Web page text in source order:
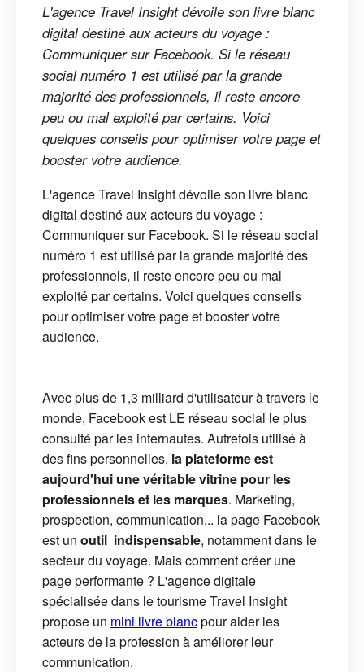
L'agence Travel Insight dévoile son livre blanc
digital destiné aux acteurs du voyage :
Communiquer sur Facebook. Si le réseau
social numéro 1 est utilisé par la grande
majorité des professionnels, il reste encore
peu ou mal exploité par certains. Voici
quelques conseils pour optimiser votre page et
booster votre audience.
L'agence Travel Insight dévoile son livre blanc
digital destiné aux acteurs du voyage :
Communiquer sur Facebook. Si le réseau social
numéro 1 est utilisé par la grande majorité des
professionnels, il reste encore peu ou mal
exploité par certains. Voici quelques conseils
pour optimiser votre page et booster votre
audience.
Avec plus de 1,3 milliard d'utilisateur à travers le
monde, Facebook est LE réseau social le plus
consulté par les internautes. Autrefois utilisé à
des fins personnelles, la plateforme est
aujourd'hui une véritable vitrine pour les
professionnels et les marques. Marketing,
prospection, communication... la page Facebook
est un outil indispensable, notamment dans le
secteur du voyage. Mais comment créer une
page performante ? L'agence digitale
spécialisée dans le tourisme Travel Insight
propose un mini livre blancpour aider les
acteurs de la profession à améliorer leur
communication.